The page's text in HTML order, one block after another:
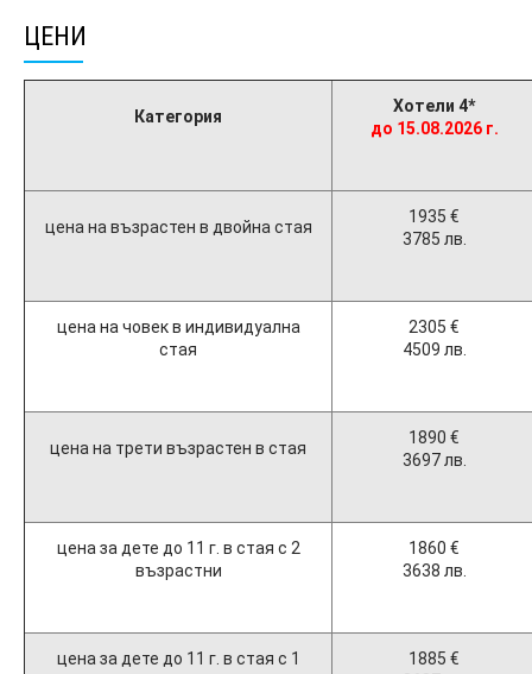
ЦЕНИ
Категория
Хотели 4*
до 15.08.2026 г.
цена на възрастен в двойна стая
1935 €
3785 лв.
цена на човек в индивидуална
стая
2305 €
4509 лв.
цена на трети възрастен в стая
1890 €
3697 лв.
цена за дете до 11 г. в стая с 2
възрастни
1860 €
3638 лв.
цена за дете до 11 г. в стая с 1
1885 €